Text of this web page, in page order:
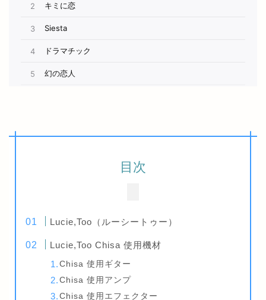
目次
Lucie,Too（ルーシートゥー）
Lucie,Too Chisa 使用機材
Chisa 使用ギター
Chisa 使用アンプ
Chisa 使用エフェクター